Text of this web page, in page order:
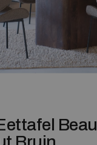
Beau